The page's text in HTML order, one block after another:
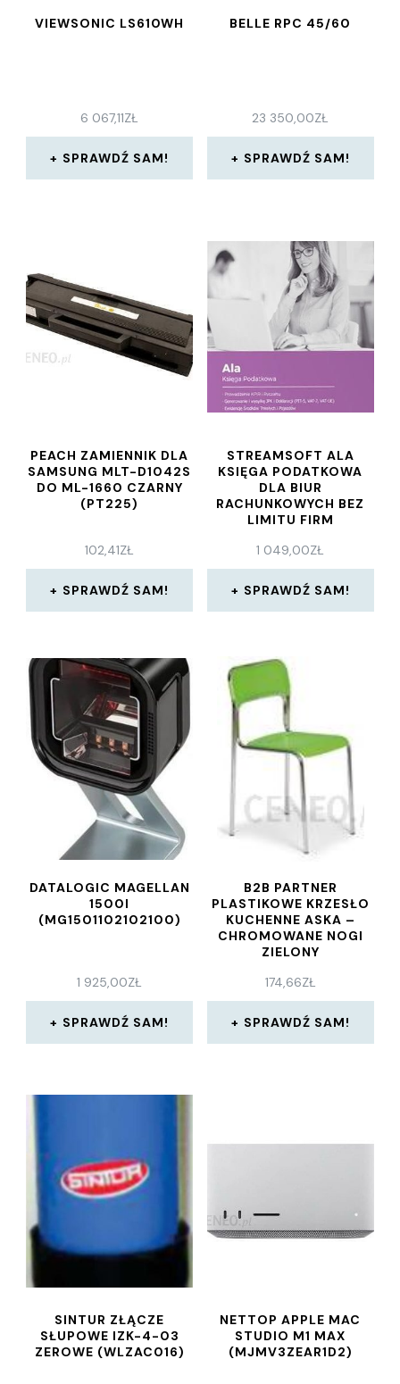
VIEWSONIC LS610WH
6 067,11ZŁ
SPRAWDŹ SAM!
BELLE RPC 45/60
23 350,00ZŁ
SPRAWDŹ SAM!
PEACH ZAMIENNIK DLA
SAMSUNG MLT-D1042S
DO ML-1660 CZARNY
(PT225)
102,41ZŁ
SPRAWDŹ SAM!
STREAMSOFT ALA
KSIĘGA PODATKOWA
DLA BIUR
RACHUNKOWYCH BEZ
LIMITU FIRM
1 049,00ZŁ
SPRAWDŹ SAM!
DATALOGIC MAGELLAN
1500I
(MG1501102102100)
1 925,00ZŁ
SPRAWDŹ SAM!
B2B PARTNER
PLASTIKOWE KRZESŁO
KUCHENNE ASKA –
CHROMOWANE NOGI
ZIELONY
174,66ZŁ
SPRAWDŹ SAM!
SINTUR ZŁĄCZE
SŁUPOWE IZK-4-03
ZEROWE (WLZAC016)
NETTOP APPLE MAC
STUDIO M1 MAX
(MJMV3ZEAR1D2)